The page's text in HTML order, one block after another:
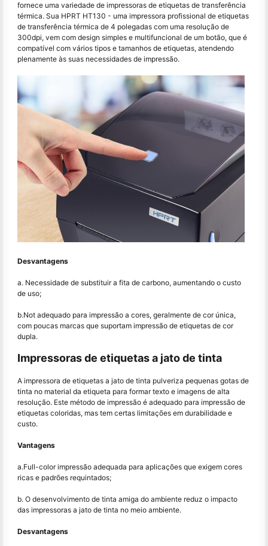
fornece uma variedade de impressoras de etiquetas de transferência
térmica. Sua HPRT HT130 - uma impressora profissional de etiquetas
de transferência térmica de 4 polegadas com uma resolução de
300dpi, vem com design simples e multifuncional de um botão, que é
compatível com vários tipos e tamanhos de etiquetas, atendendo
plenamente às suas necessidades de impressão.
Desvantagens
a. Necessidade de substituir a fita de carbono, aumentando o custo
de uso;
b.Not adequado para impressão a cores, geralmente de cor única,
com poucas marcas que suportam impressão de etiquetas de cor
dupla.
Impressoras de etiquetas a jato de tinta
A impressora de etiquetas a jato de tinta pulveriza pequenas gotas de
tinta no material da etiqueta para formar texto e imagens de alta
resolução. Este método de impressão é adequado para impressão de
etiquetas coloridas, mas tem certas limitações em durabilidade e
custo.
Vantagens
a.Full-color impressão adequada para aplicações que exigem cores
ricas e padrões requintados;
b. O desenvolvimento de tinta amiga do ambiente reduz o impacto
das impressoras a jato de tinta no meio ambiente.
Desvantagens